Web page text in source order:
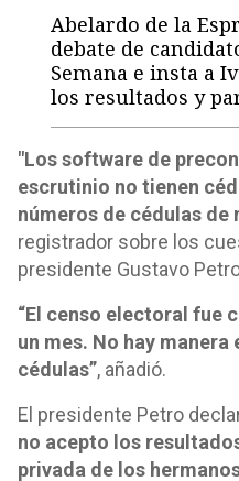
Abelardo de la
debate de
Semana e insta a
los resultados y
"Los software de
escrutinio no tienen
números de cédulas de
registrador sobre los
presidente Gustavo
“El censo electoral fue
un mes. No hay
cédulas”, añadió.
El presidente Petro
no acepto los
privada de los